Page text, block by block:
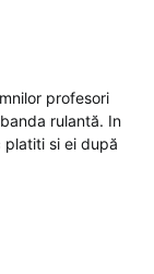
profesori
rulantă. In
si ei după